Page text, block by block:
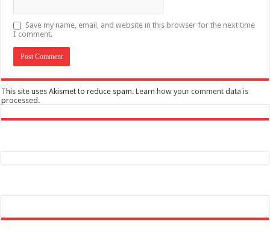
Save my name, email, and website in this browser for the next time
I comment.
This site uses Akismet to reduce spam.Learn how your comment data is
processed .